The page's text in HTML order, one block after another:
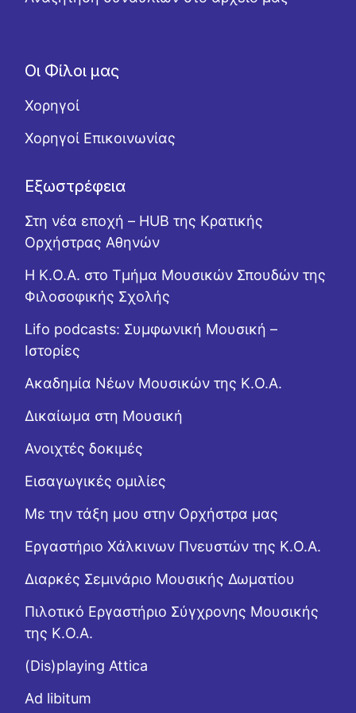
Οι Φίλοι μας
Χορηγοί
Χορηγοί Επικοινωνίας
Εξωστρέφεια
Στη νέα εποχή – HUB της Κρατικής
Ορχήστρας Αθηνών
Η Κ.Ο.Α. στο Τμήμα Μουσικών Σπουδών της
Φιλοσοφικής Σχολής
Lifo podcasts: Συμφωνική Μουσική –
Ιστορίες
Ακαδημία Νέων Μουσικών της Κ.Ο.Α.
Δικαίωμα στη Μουσική
Ανοιχτές δοκιμές
Εισαγωγικές ομιλίες
Με την τάξη μου στην Ορχήστρα μας
Εργαστήριo Χάλκινων Πνευστών της Κ.Ο.Α.
Διαρκές Σεμινάριο Μουσικής Δωματίου
Πιλοτικό Εργαστήριο Σύγχρονης Μουσικής
της Κ.Ο.Α.
(Dis)playing Attica
Ad libitum